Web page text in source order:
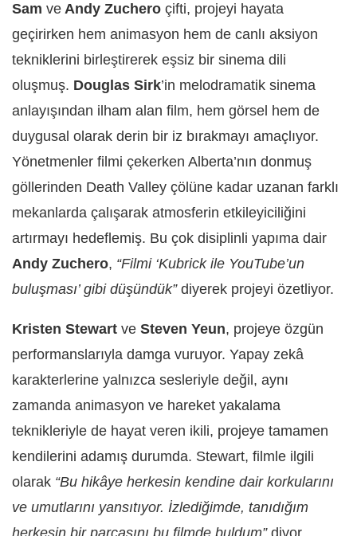
Sam ve Andy Zuchero çifti, projeyi hayata
geçirirken hem animasyon hem de canlı aksiyon
tekniklerini birleştirerek eşsiz bir sinema dili
oluşmuş. Douglas Sirk’in melodramatik sinema
anlayışından ilham alan film, hem görsel hem de
duygusal olarak derin bir iz bırakmayı amaçlıyor.
Yönetmenler filmi çekerken Alberta’nın donmuş
göllerinden Death Valley çölüne kadar uzanan farklı
mekanlarda çalışarak atmosferin etkileyiciliğini
artırmayı hedeflemiş. Bu çok disiplinli yapıma dair
Andy Zuchero, “Filmi ‘Kubrick ile YouTube’un
buluşması’ gibi düşündük”diyerek projeyi özetliyor.
Kristen Stewart ve Steven Yeun, projeye özgün
performanslarıyla damga vuruyor. Yapay zekâ
karakterlerine yalnızca sesleriyle değil, aynı
zamanda animasyon ve hareket yakalama
teknikleriyle de hayat veren ikili, projeye tamamen
kendilerini adamış durumda. Stewart, filmle ilgili
olarak “Bu hikâye herkesin kendine dair korkularını
ve umutlarını yansıtıyor. İzlediğimde, tanıdığım